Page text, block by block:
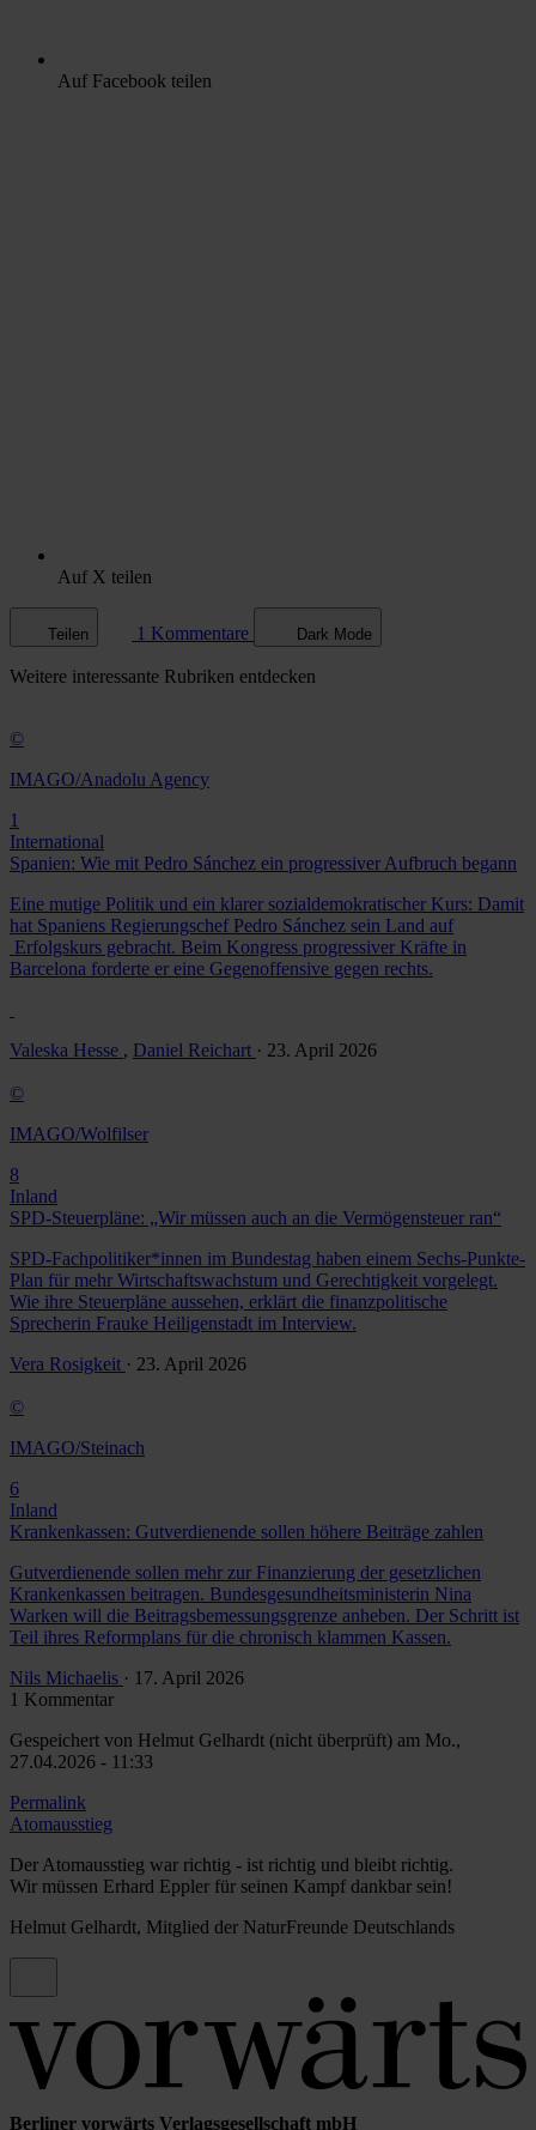
Auf Facebook teilen
Auf X teilen
Teilen 1 Kommentare Dark Mode
Weitere interessante Rubriken entdecken
©
IMAGO/Anadolu Agency
1
International
Spanien: Wie mit Pedro Sánchez ein progressiver Aufbruch begann
Eine mutige Politik und ein klarer sozialdemokratischer Kurs: Damit
hat Spaniens Regierungschef Pedro Sánchez sein Land auf
Erfolgskurs gebracht. Beim Kongress progressiver Kräfte in
Barcelona forderte er eine Gegenoffensive gegen rechts.
Valeska Hesse , Daniel Reichart · 23. April 2026
©
IMAGO/Wolfilser
8
Inland
SPD-Steuerpläne: „Wir müssen auch an die Vermögensteuer ran“
SPD-Fachpolitiker*innen im Bundestag haben einem Sechs-Punkte-
Plan für mehr Wirtschaftswachstum und Gerechtigkeit vorgelegt.
Wie ihre Steuerpläne aussehen, erklärt die finanzpolitische
Sprecherin Frauke Heiligenstadt im Interview.
Vera Rosigkeit · 23. April 2026
©
IMAGO/Steinach
6
Inland
Krankenkassen: Gutverdienende sollen höhere Beiträge zahlen
Gutverdienende sollen mehr zur Finanzierung der gesetzlichen
Krankenkassen beitragen. Bundesgesundheitsministerin Nina
Warken will die Beitragsbemessungsgrenze anheben. Der Schritt ist
Teil ihres Reformplans für die chronisch klammen Kassen.
Nils Michaelis · 17. April 2026
1 Kommentar
Gespeichert von Helmut Gelhardt (nicht überprüft) am Mo.,
27.04.2026 - 11:33
Permalink
Atomausstieg
Der Atomausstieg war richtig - ist richtig und bleibt richtig.
Wir müssen Erhard Eppler für seinen Kampf dankbar sein!
Helmut Gelhardt, Mitglied der NaturFreunde Deutschlands
Berliner vorwärts Verlagsgesellschaft mbH